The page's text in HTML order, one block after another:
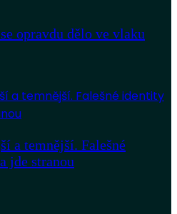
opravdu dělo ve vlaku
a temnější. Falešné
jde stranou